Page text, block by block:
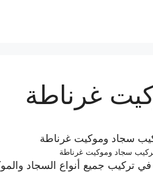
غرناطة
سجاد وموكيت غرناطة
جميع أنواع السجاد